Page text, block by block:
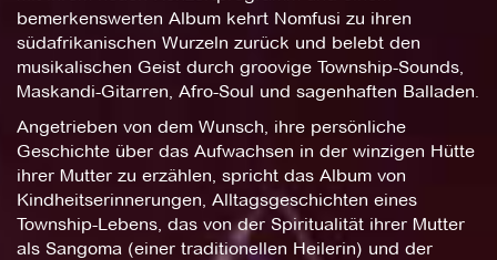
bemerkenswerten Album kehrt Nomfusi zu ihren
südafrikanischen Wurzeln zurück und belebt den
musikalischen Geist durch groovige Township-Sounds,
Maskandi-Gitarren, Afro-Soul und sagenhaften Balladen.
Angetrieben von dem Wunsch, ihre persönliche
Geschichte über das Aufwachsen in der winzigen Hütte
ihrer Mutter zu erzählen, spricht das Album von
Kindheitserinnerungen, Alltagsgeschichten eines
Township-Lebens, das von der Spiritualität ihrer Mutter
als Sangoma (einer traditionellen Heilerin) und der